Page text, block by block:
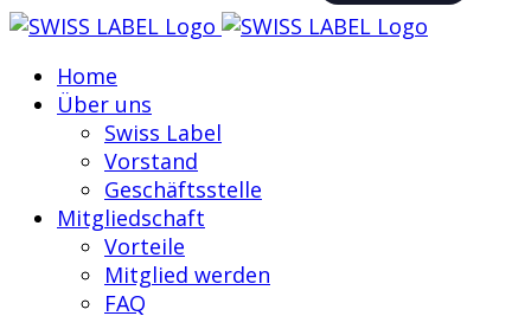
Home
Über uns
Swiss Label
Vorstand
Geschäftsstelle
Mitgliedschaft
Vorteile
Mitglied werden
FAQ